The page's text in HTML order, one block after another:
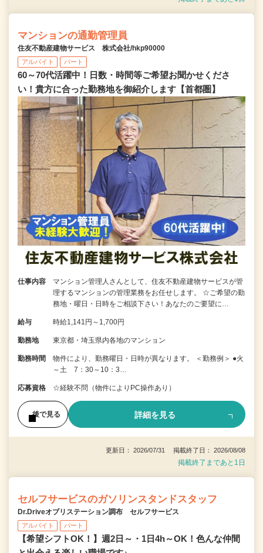
マンションの通勤管理員
住友不動産建物サービス 株式会社/hkp90000
アルバイト パート
60～70代活躍中！日数・時間等ご希望お聞かせくださ
い！貴方に合った勤務地を御紹介します【首都圏】
仕事内容
マンション管理人さんとして、住友不動産建物サービスが管
理するマンションの管理業務をお任せします。 ☆ご希望の勤
務地・曜日・日時をご相談下さい！あなたのご要望に…
給与 時給1,141円～1,700円
勤務地 東京都・埼玉県内各地のマンション
勤務時間
物件により、勤務曜日・日時が異なります。 ＜勤務例＞ ●火
～土 7：30～10：3…
応募資格 ☆経験不問（物件によりPC操作あり）
後で見る 詳細を見る
更新日： 2026/07/31 掲載終了日： 2026/08/08
掲載終了まであと1日
セルフサービスのガソリンスタンドスタッフ
Dr.Driveオブリステーション調布 セルフサービス
アルバイト パート
【希望シフトOK！】週2日～・1日4h～OK！色んな仲間